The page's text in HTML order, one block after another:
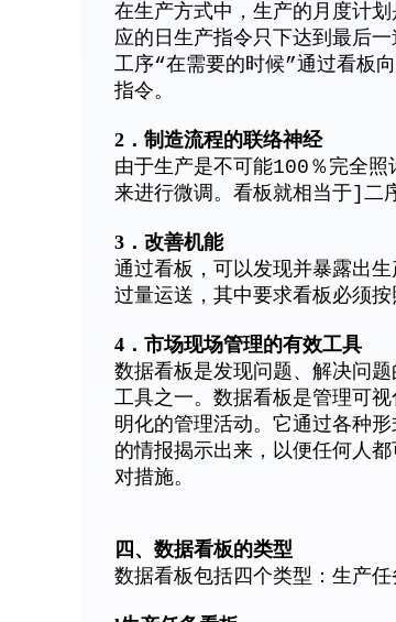
在生产方式中，生产的月度计
应的日生产指令只下达到最后
工序“在需要的时候”通过看板
指令。
2．制造流程的联络神经
由于生产是不可能100％完全
来进行微调。看板就相当于]二
3．改善机能
通过看板，可以发现并暴露出
过量运送，其中要求看板必须按
4．市场现场管理的有效工具
数据看板是发现问题、解决问
工具之一。数据看板是管理可
明化的管理活动。它通过各种
的情报揭示出来，以便任何人
对措施。
四、数据看板的类型
数据看板包括四个类型：生产